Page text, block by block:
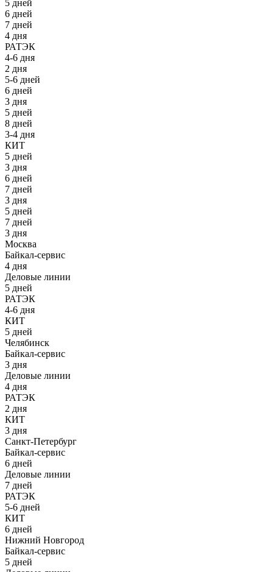
5 дней
6 дней
7 дней
4 дня
РАТЭК
4-6 дня
2 дня
5-6 дней
6 дней
3 дня
5 дней
8 дней
3-4 дня
КИТ
5 дней
3 дня
6 дней
7 дней
3 дня
5 дней
7 дней
3 дня
Москва
Байкал-сервис
4 дня
Деловые линии
5 дней
РАТЭК
4-6 дня
КИТ
5 дней
Челябинск
Байкал-сервис
3 дня
Деловые линии
4 дня
РАТЭК
2 дня
КИТ
3 дня
Санкт-Петербург
Байкал-сервис
6 дней
Деловые линии
7 дней
РАТЭК
5-6 дней
КИТ
6 дней
Нижний Новгород
Байкал-сервис
5 дней